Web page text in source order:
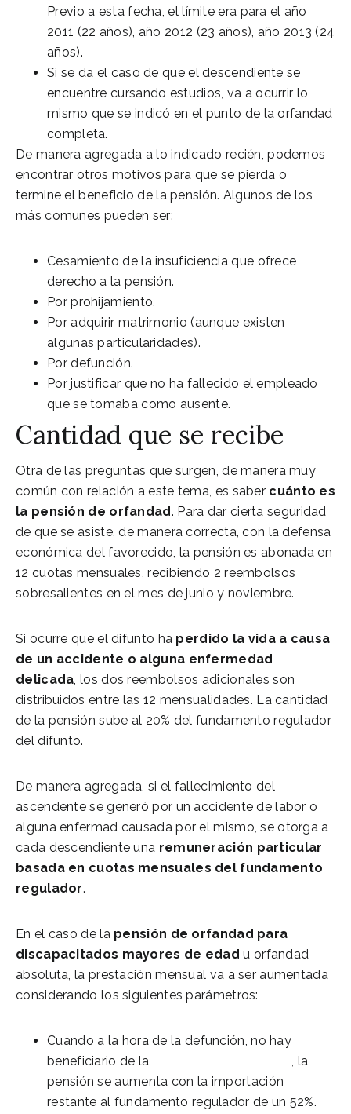
Previo a esta fecha, el límite era para el año
2011 (22 años), año 2012 (23 años), año 2013 (24
años).
Si se da el caso de que el descendiente se
encuentre cursando estudios, va a ocurrir lo
mismo que se indicó en el punto de la orfandad
completa.
De manera agregada a lo indicado recién, podemos
encontrar otros motivos para que se pierda o
termine el beneficio de la pensión. Algunos de los
más comunes pueden ser:
Cesamiento de la insuficiencia que ofrece
derecho a la pensión.
Por prohijamiento.
Por adquirir matrimonio (aunque existen
algunas particularidades).
Por defunción.
Por justificar que no ha fallecido el empleado
que se tomaba como ausente.
Cantidad que se recibe
Otra de las preguntas que surgen, de manera muy
común con relación a este tema, es saber cuánto es
la pensión de orfandad. Para dar cierta seguridad
de que se asiste, de manera correcta, con la defensa
económica del favorecido, la pensión es abonada en
12 cuotas mensuales, recibiendo 2 reembolsos
sobresalientes en el mes de junio y noviembre.
Si ocurre que el difunto ha perdido la vida a causa
de un accidente o alguna enfermedad
delicada, los dos reembolsos adicionales son
distribuidos entre las 12 mensualidades. La cantidad
de la pensión sube al 20% del fundamento regulador
del difunto.
De manera agregada, si el fallecimiento del
ascendente se generó por un accidente de labor o
alguna enfermad causada por el mismo, se otorga a
cada descendiente una remuneración particular
basada en cuotas mensuales del fundamento
regulador.
En el caso de la pensión de orfandad para
discapacitados mayores de edad u orfandad
absoluta, la prestación mensual va a ser aumentada
considerando los siguientes parámetros:
Cuando a la hora de la defunción, no hay
beneficiario de la
Pensión de viudedad, la
pensión se aumenta con la importación
restante al fundamento regulador de un 52%.